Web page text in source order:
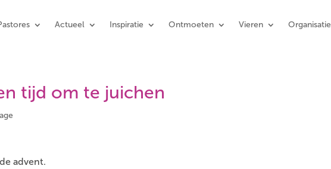
Actueel Inspiratie Ontmoeten Vieren Organisatie
tijd om te juichen
advent.